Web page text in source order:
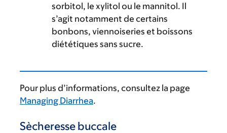
sorbitol, le xylitol ou le mannitol. Il
s’agit notamment de certains
bonbons, viennoiseries et boissons
diététiques sans sucre.
Pour plus d’informations, consultez la page
Managing Diarrhea.
Sècheresse buccale